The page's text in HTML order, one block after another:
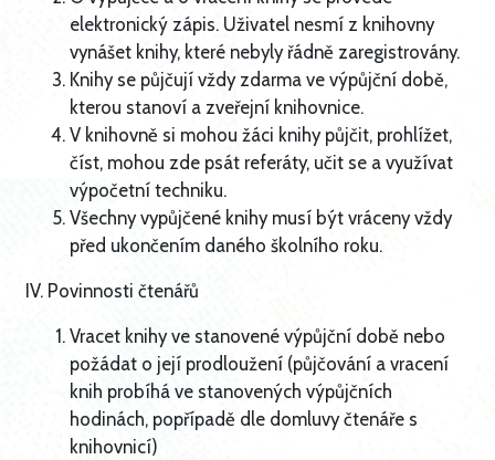
elektronický zápis. Uživatel nesmí z knihovny
vynášet knihy, které nebyly řádně zaregistrovány.
Knihy se půjčují vždy zdarma ve výpůjční době,
kterou stanoví a zveřejní knihovnice.
V knihovně si mohou žáci knihy půjčit, prohlížet,
číst, mohou zde psát referáty, učit se a využívat
výpočetní techniku.
Všechny vypůjčené knihy musí být vráceny vždy
před ukončením daného školního roku.
IV. Povinnosti čtenářů
Vracet knihy ve stanovené výpůjční době nebo
požádat o její prodloužení (půjčování a vracení
knih probíhá ve stanovených výpůjčních
hodinách, popřípadě dle domluvy čtenáře s
knihovnicí)